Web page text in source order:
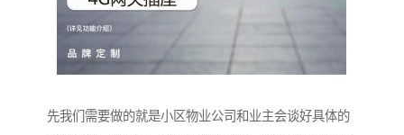
先我们需要做的就是小区物业公司和业主会谈好具体的